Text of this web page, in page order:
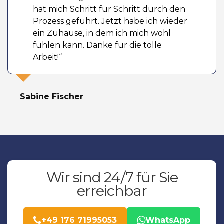
hat mich Schritt für Schritt durch den
Prozess geführt. Jetzt habe ich wieder
ein Zuhause, in dem ich mich wohl
fühlen kann. Danke für die tolle
Arbeit!“
Sabine Fischer
Wir sind 24/7 für Sie
erreichbar
+49 176 71995053 WhatsApp